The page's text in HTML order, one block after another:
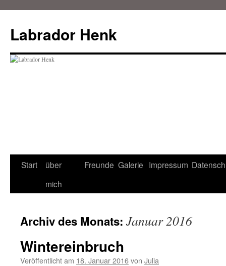
springen
Labrador Henk
Start
über
mich
Freunde Galerie Impressum
Archiv des Monats: Januar 2016
Wintereinbruch
Veröffentlicht am 18. Januar 2016von Julia